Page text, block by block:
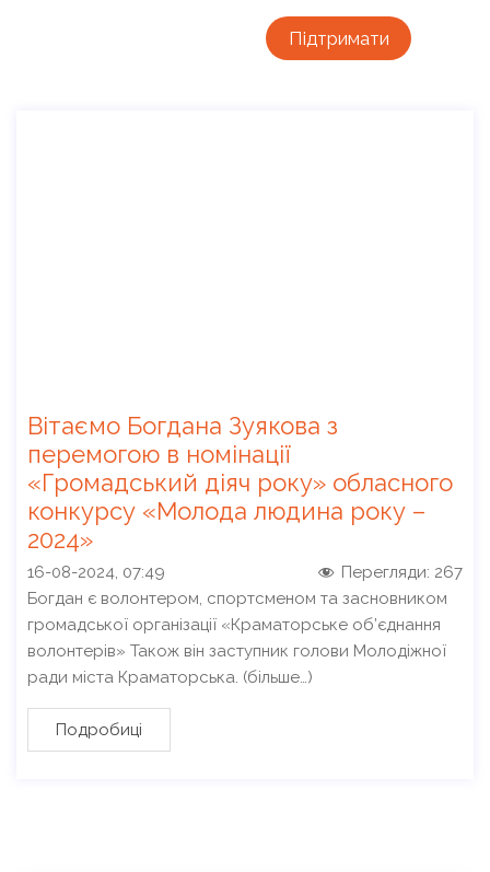
Підтримати
Вітаємо Богдана Зуякова з
перемогою в номінації
«Громадський діяч року» обласного
конкурсу «Молода людина року –
2024»
16-08-2024, 07:49 Перегляди: 267
Богдан є волонтером, спортсменом та засновником
громадської організації «Краматорське об’єднання
волонтерів» Також він заступник голови Молодіжної
ради міста Краматорська. (більше…)
Подробиці